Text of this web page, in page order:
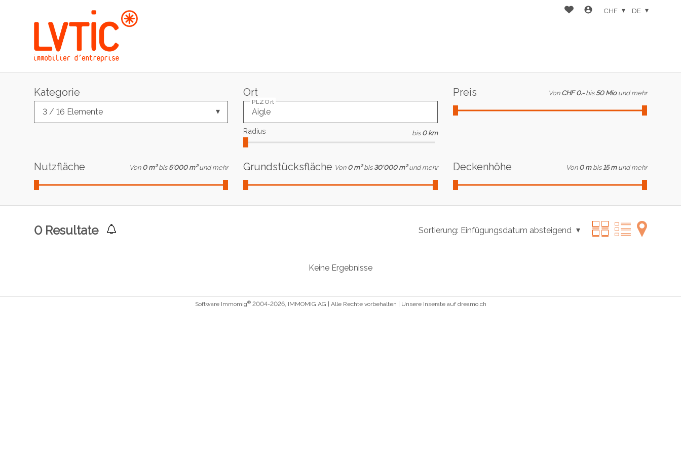
CHF DE
Kategorie
3 / 16 Elemente
Ort
PLZ Ort
Radius bis 0 km
Preis Von CHF 0.- bis 50 Mio und mehr
Nutzfläche Von 0 m² bis 5'000 m² und mehr Grundstücksfläche Von 0 m² bis 30'000 m² und mehr Deckenhöhe Von 0 m bis 15 m und mehr
0Resultate Sortierung: Einfügungsdatum absteigend
Keine Ergebnisse
Software Immomig®2004-2026, IMMOMIG AG | Alle Rechte vorbehalten | Unsere Inserate auf dreamo.ch